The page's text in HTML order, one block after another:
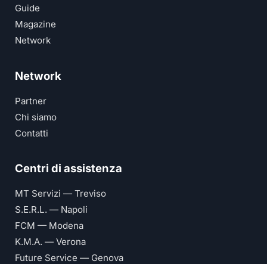
Guide
Magazine
Network
Network
Partner
Chi siamo
Contatti
Centri di assistenza
MT Servizi — Treviso
S.E.R.L. — Napoli
FCM — Modena
K.M.A. — Verona
Future Service — Genova